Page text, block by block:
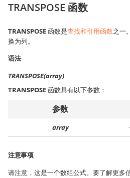
TRANSPOSE 函数
TRANSPOSE函数是查找和引用函数之一
换为列。
语法
TRANSPOSE(array)
TRANSPOSE函数具有以下参数：
参数
array
注意事项
请注意，这是一个数组公式。要了解更多